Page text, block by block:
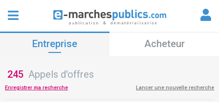
Entreprise Acheteur
245 Appels d'offres
Enregistrer ma recherche Lancer une nouvelle recherche